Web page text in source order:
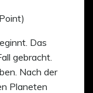
Das
gebracht.
Nach der
Planeten